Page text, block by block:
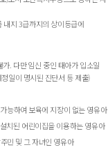
지 3급까지의 상이등급에
. 다만 임신 중인 태아가 입소일
일이 명시된 진단서 등 제출)
능하여 보육에 지장이 없는 영유아
치된 어린이집을 이용하는 영유아
민 및 그 자녀인 영유아